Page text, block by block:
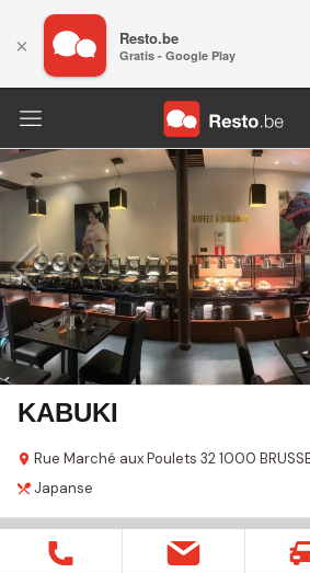
KABUKI
Rue Marché aux Poulets 321000
Japanse
× Resto.be
Gratis - Google Play